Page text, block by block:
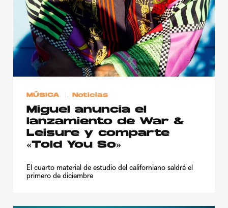
MÚSICA Noticias
Miguel anuncia el
lanzamiento de War &
Leisure y comparte
«Told You So»
El cuarto material de estudio del californiano saldrá el
primero de diciembre